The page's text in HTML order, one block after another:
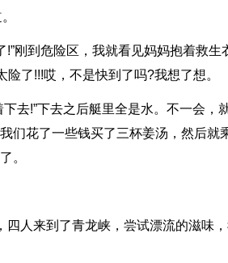
刚到危险区，我就看见妈妈抱着救生
!!!哎，不是快到了吗?我想了想。
去!”下去之后艇里全是水。不一会，
们花了一些钱买了三杯姜汤，然后就
。
人来到了青龙峡，尝试漂流的滋味